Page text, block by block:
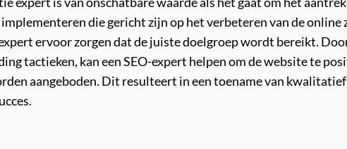
die gericht zijn op het verbeteren van de
ervoor zorgen dat de juiste doelgroep wordt bereikt.
tactieken, kan een SEO-expert helpen om de website te
aangeboden. Dit resulteert in een toename van